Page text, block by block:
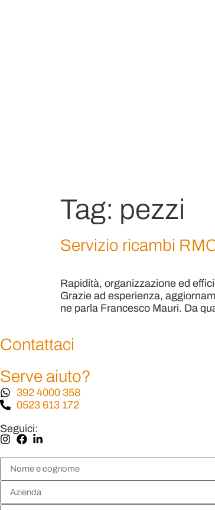
Tag: pezzi
Servizio ricambi
Rapidità, organizzazione ed
Grazie ad esperienza,
ne parla Francesco Mauri. Da
Contattaci
Serve aiuto?
392 4000 358
0523 613 172
Seguici: